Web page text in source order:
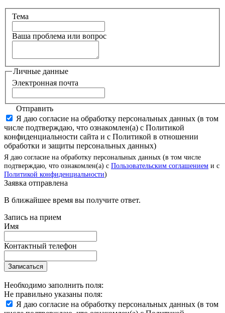
Тема
Ваша проблема или вопрос
Личные данные
Электронная почта
Отправить
Я даю согласие на обработку персональных данных (в том
числе подтверждаю, что ознакомлен(а) с Политикой
конфиденциальности сайта и с Политикой в отношении
обработки и защиты персональных данных)
Я даю согласие на обработку персональных данных (в том числе
подтверждаю, что ознакомлен(а) с Пользовательским соглашением и с
Политикой конфиденциальности)
Заявка отправлена
В ближайшее время вы получите ответ.
Запись на прием
Имя
Контактный телефон
Записаться
Необходимо заполнить поля:
Не правильно указаны поля:
Я даю согласие на обработку персональных данных (в том